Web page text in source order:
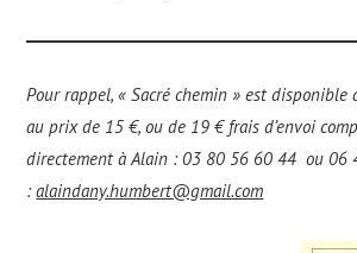
Pour rappel, « Sacré chemin » est disponible
au prix de 15 €, ou de 19 € frais d’envoi
directement à Alain : 03 80 56 60 44 ou 06
:alaindany.humbert@gmail.com